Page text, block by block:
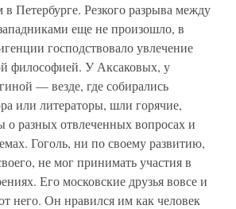
в Петербурге. Резкого разрыва между
еще не произошло, в
господствовало увлечение
философией. У Аксаковых, у
— везде, где собирались
или литераторы, шли горячие,
разных отвлеченных вопросах и
Гоголь, ни по своему развитию,
не мог принимать участия в
Его московские друзья вовсе и
него. Он нравился им как человек